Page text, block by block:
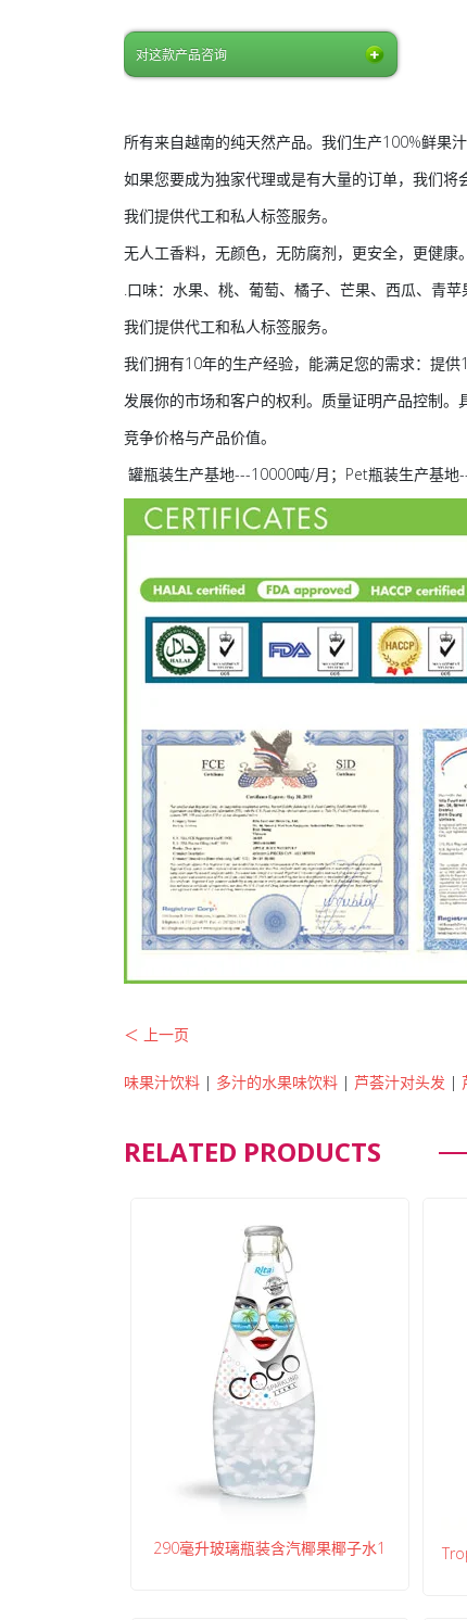
对这款产品咨询
所有来自越南的纯天然产品。我们生产100%鲜果
如果您要成为独家代理或是有大量的订单，我们将
我们提供代工和私人标签服务。
无人工香料，无颜色，无防腐剂，更安全，更健康。
.口味：水果、桃、葡萄、橘子、芒果、西瓜、青苹
我们提供代工和私人标签服务。
我们拥有10年的生产经验，能满足您的需求：提供
发展你的市场和客户的权利。质量证明产品控制。
竞争价格与产品价值。
罐瓶装生产基地---10000吨/月；Pet瓶装生产基
＜ 上一页
味果汁饮料 | 多汁的水果味饮料 | 芦荟汁对头发 |
RELATED PRODUCTS
290毫升玻璃瓶装含汽椰果椰子水1